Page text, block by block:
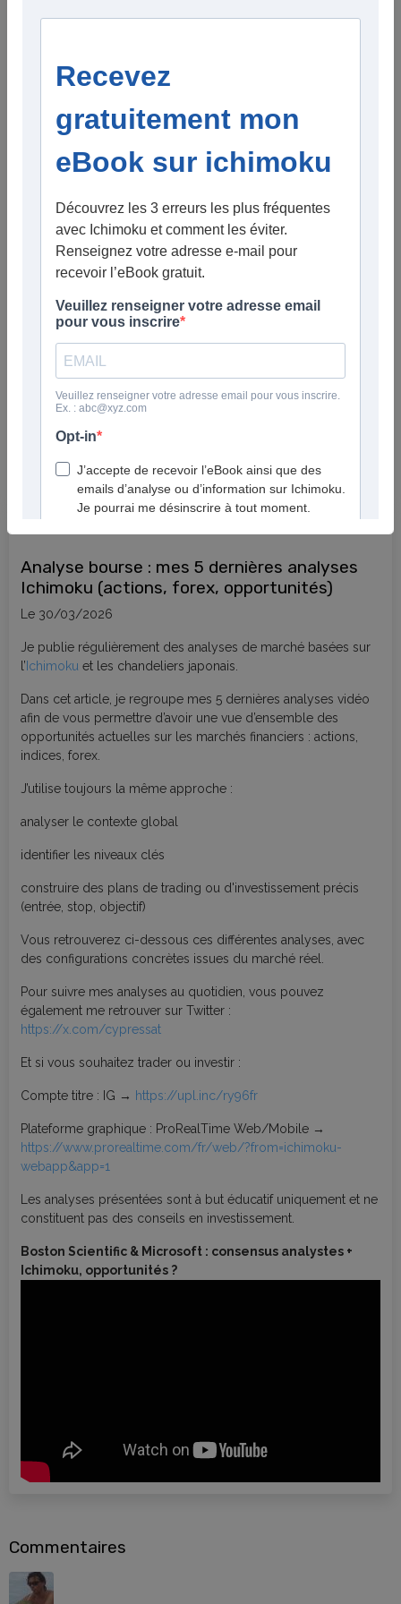
Ichimoku , opportunités ?
Analyse bourse : mes 5 dernières analyses
Ichimoku (actions, forex, opportunités)
Le 30/03/2026
Je publie régulièrement des analyses de marché basées sur
l’ Ichimoku et les chandeliers japonais.
Dans cet article, je regroupe mes 5 dernières analyses vidéo
afin de vous permettre d’avoir une vue d’ensemble des
opportunités actuelles sur les marchés financiers : actions,
indices, forex.
J’utilise toujours la même approche :
analyser le contexte global
identifier les niveaux clés
construire des plans de trading ou d'investissement précis
(entrée, stop, objectif)
Vous retrouverez ci-dessous ces différentes analyses, avec
des configurations concrètes issues du marché réel.
Pour suivre mes analyses au quotidien, vous pouvez
également me retrouver sur Twitter :
https://x.com/cypressat
Et si vous souhaitez trader ou investir :
Compte titre : IG → https://upl.inc/ry96fr
Plateforme graphique : ProRealTime Web/Mobile →
https://www.prorealtime.com/fr/web/?from=ichimoku-
webapp&app=1
Les analyses présentées sont à but éducatif uniquement et ne
constituent pas des conseils en investissement.
Boston Scientific & Microsoft : consensus analystes +
Ichimoku, opportunités ?
Commentaires